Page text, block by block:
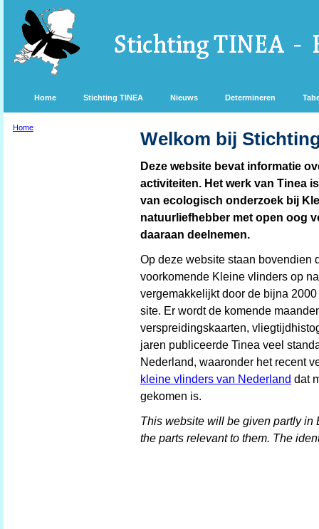
Home Stichting TINEA Nieuws Determineren
Home
Welkom bij
Deze website bevat informatie
activiteiten. Het werk van Tinea
van ecologisch onderzoek bij
natuurliefhebber met open oog
daaraan deelnemen.
Op deze website staan bovendien
voorkomende Kleine vlinders op
vergemakkelijkt door de bijna
site. Er wordt de komende
verspreidingskaarten,
jaren publiceerde Tinea veel
Nederland, waaronder het recent
kleine vlinders van Nederland dat
gekomen is.
This website will be given partly
the parts relevant to them. The